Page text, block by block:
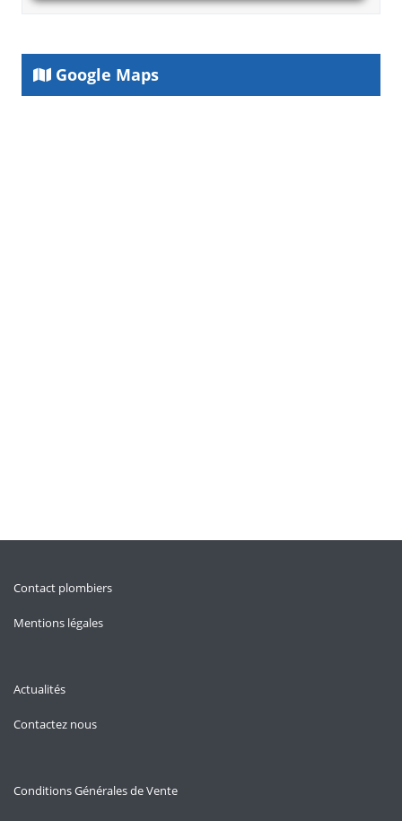
Google Maps
Contact plombiers
Mentions légales
Actualités
Contactez nous
Conditions Générales de Vente